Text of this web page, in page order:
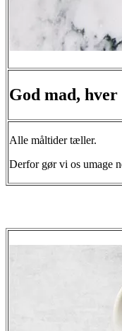
God mad, hver
Alle måltider tæller.
Derfor gør vi os umage